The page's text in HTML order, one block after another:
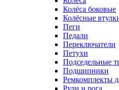
Колёса боковые
Колёсные
Пеги
Педали
Переключатели
Петухи
Подседельные
Подшипники
Ремкомплекты
Рули и рога